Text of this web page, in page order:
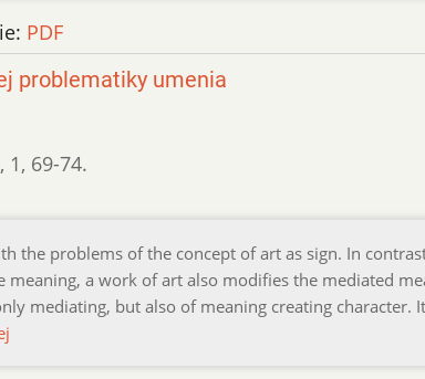
PDF
problematiky umenia
, 1, 69-74.
the problems of the concept of art as sign. In
meaning, a work of art also modifies the mediated
mediating, but also of meaning creating character.